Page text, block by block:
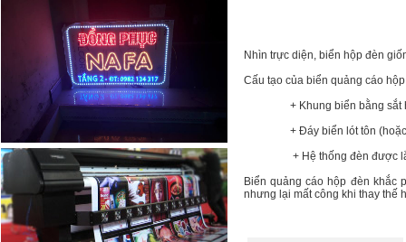
Nhìn trực diện, biển hộp đèn
Cấu tạo của biển quảng cáo
+ Khung biển bằng sắt hộp,
+ Đáy biển lót tôn (hoặc bọc
+ Hệ thống đèn được lắp
Biển quảng cáo hộp đèn khắc
nhưng lại mất công khi thay thế